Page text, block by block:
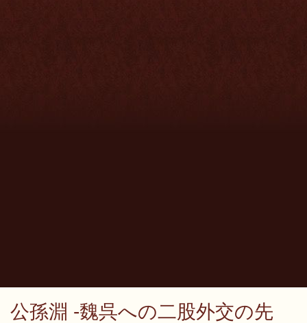
公孫淵 -魏呉への二股外交の先